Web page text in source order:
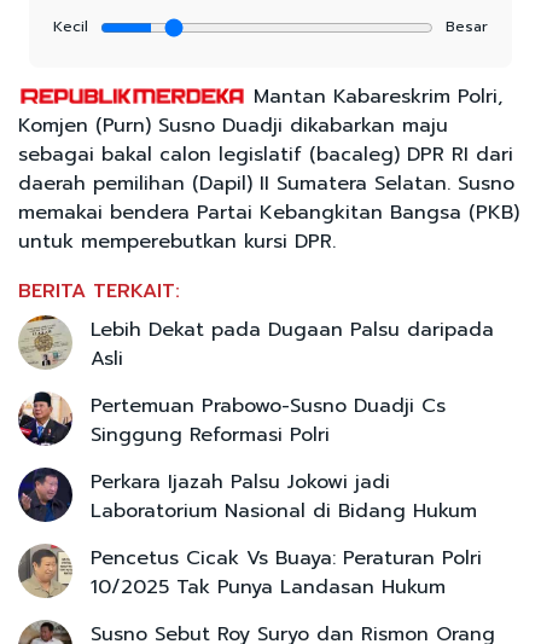
Kecil
Besar
Mantan Kabareskrim Polri,
Komjen (Purn) Susno Duadji dikabarkan maju
sebagai bakal calon legislatif (bacaleg) DPR RI dari
daerah pemilihan (Dapil) II Sumatera Selatan. Susno
memakai bendera Partai Kebangkitan Bangsa (PKB)
untuk memperebutkan kursi DPR.
BERITA TERKAIT:
Lebih Dekat pada Dugaan Palsu daripada
Asli
Pertemuan Prabowo-Susno Duadji Cs
Singgung Reformasi Polri
Perkara Ijazah Palsu Jokowi jadi
Laboratorium Nasional di Bidang Hukum
Pencetus Cicak Vs Buaya: Peraturan Polri
10/2025 Tak Punya Landasan Hukum
Susno Sebut Roy Suryo dan Rismon Orang